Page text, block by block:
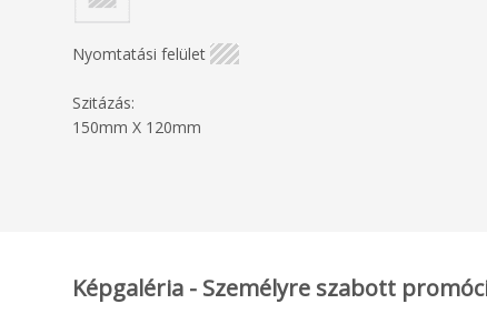
Nyomtatási felület
Szitázás:
150mm X 120mm
Képgaléria - Személyre szabott